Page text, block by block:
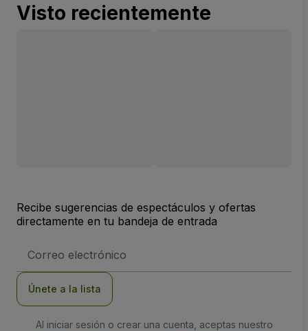
Visto recientemente
Recibe sugerencias de espectáculos y ofertas
directamente en tu bandeja de entrada
de
Únete a la lista
Al iniciar sesión o crear una cuenta, aceptas nuestro